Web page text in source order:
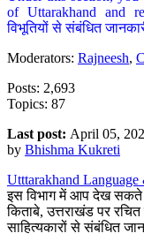
of Uttarakhand and
विभूतियों से संबंधित
Moderators: Rajneesh,
Posts: 2,693
Topics: 87
Last post: April 05,
by Bhishma Kukreti
Utttarakhand Language
इस विभाग में आप देख सकते
किताबे, उत्तराखंड पर
साहित्यकारों से संबंधित